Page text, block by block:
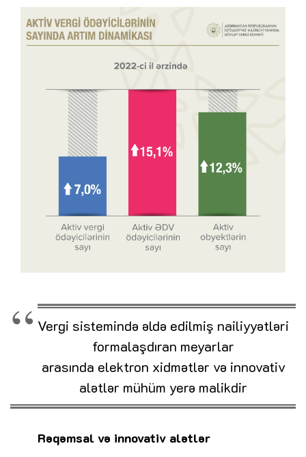
Vergi sistemində əldə edilmiş nailiyyətləri
formalaşdıran meyarlar
arasında elektron xidmətlər və innovativ
alətlər mühüm yerə malikdir
Rəqəmsal və innovativ alətlər